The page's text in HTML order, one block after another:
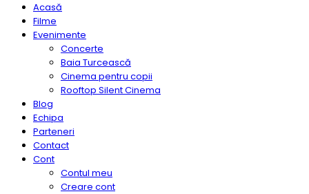
Acasă
Filme
Evenimente
Concerte
Baia Turcească
Cinema pentru copii
Rooftop Silent Cinema
Blog
Echipa
Parteneri
Contact
Cont
Contul meu
Creare cont